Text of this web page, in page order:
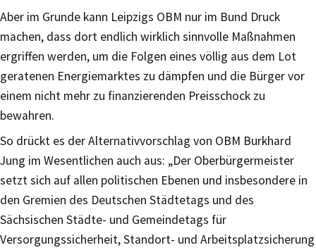
Aber im Grunde kann Leipzigs OBM nur im Bund Druck
machen, dass dort endlich wirklich sinnvolle Maßnahmen
ergriffen werden, um die Folgen eines völlig aus dem Lot
geratenen Energiemarktes zu dämpfen und die Bürger vor
einem nicht mehr zu finanzierenden Preisschock zu
bewahren.
So drückt es der Alternativvorschlag von OBM Burkhard
Jung im Wesentlichen auch aus: „Der Oberbürgermeister
setzt sich auf allen politischen Ebenen und insbesondere in
den Gremien des Deutschen Städtetags und des
Sächsischen Städte- und Gemeindetags für
Versorgungssicherheit, Standort- und Arbeitsplatzsicherung